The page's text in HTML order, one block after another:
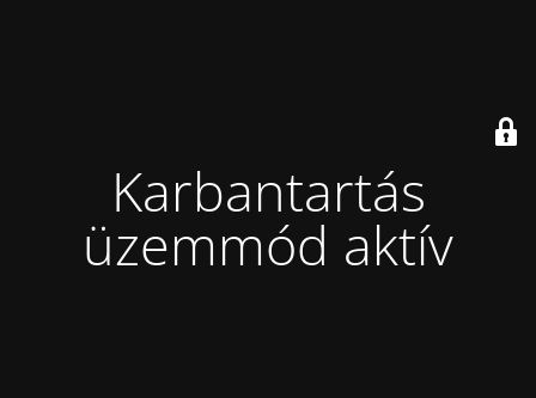
Karbantartás
üzemmód aktív